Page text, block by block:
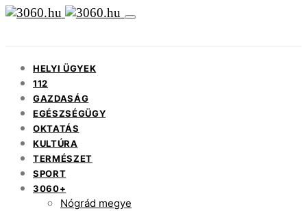
HELYI ÜGYEK
112
GAZDASÁG
EGÉSZSÉGÜGY
OKTATÁS
KULTÚRA
TERMÉSZET
SPORT
3060+
Nógrád megye